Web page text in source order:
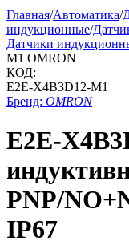
Главная/Автоматика/
индукционные/
Датчики
M1 OMRON
КОД:
E2E-X4B3D12-M1
Бренд: OMRON
E2E-
PNP/
IP67